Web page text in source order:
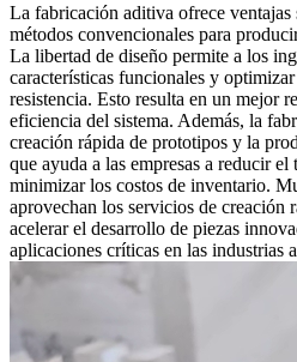
La fabricación aditiva ofrece
métodos convencionales para
La libertad de diseño permite a los
características funcionales y
resistencia. Esto resulta en un mejor
eficiencia del sistema. Además, la
creación rápida de prototipos y la
que ayuda a las empresas a reducir
minimizar los costos de inventario.
aprovechan los servicios de creación
acelerar el desarrollo de piezas
aplicaciones críticas en las industrias